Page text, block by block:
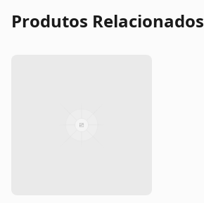
Produtos Relacionados